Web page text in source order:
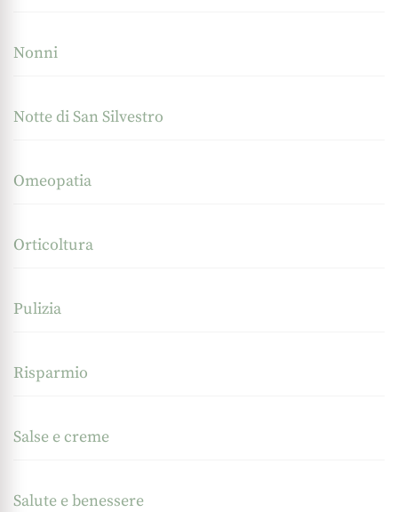
Nonni
Notte di San Silvestro
Omeopatia
Orticoltura
Pulizia
Risparmio
Salse e creme
Salute e benessere